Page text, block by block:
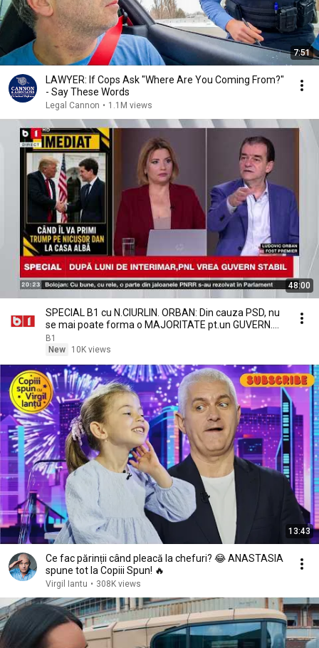
7:51
LAWYER: If Cops Ask "Where Are You Coming From?"
- Say These Words
Legal Cannon • 1.1M views
48:00
SPECIAL B1 cu N.CIURLIN. ORBAN: Din cauza PSD, nu
se mai poate forma o MAJORITATE pt.un GUVERN.
P1/3
B1
New
10K views
13:43
Ce fac părinții când pleacă la chefuri? 😂 ANASTASIA
spune tot la Copiii Spun! 🔥
Virgil Iantu • 308K views